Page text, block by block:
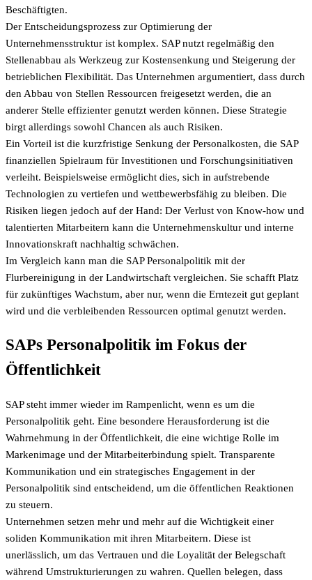
Beschäftigten.
Der Entscheidungsprozess zur Optimierung der
Unternehmensstruktur ist komplex. SAP nutzt regelmäßig den
Stellenabbau als Werkzeug zur Kostensenkung und Steigerung der
betrieblichen Flexibilität. Das Unternehmen argumentiert, dass durch
den Abbau von Stellen Ressourcen freigesetzt werden, die an
anderer Stelle effizienter genutzt werden können. Diese Strategie
birgt allerdings sowohl Chancen als auch Risiken.
Ein Vorteil ist die kurzfristige Senkung der Personalkosten, die SAP
finanziellen Spielraum für Investitionen und Forschungsinitiativen
verleiht. Beispielsweise ermöglicht dies, sich in aufstrebende
Technologien zu vertiefen und wettbewerbsfähig zu bleiben. Die
Risiken liegen jedoch auf der Hand: Der Verlust von Know-how und
talentierten Mitarbeitern kann die Unternehmenskultur und interne
Innovationskraft nachhaltig schwächen.
Im Vergleich kann man die SAP Personalpolitik mit der
Flurbereinigung in der Landwirtschaft vergleichen. Sie schafft Platz
für zukünftiges Wachstum, aber nur, wenn die Erntezeit gut geplant
wird und die verbleibenden Ressourcen optimal genutzt werden.
SAPs Personalpolitik im Fokus der
Öffentlichkeit
SAP steht immer wieder im Rampenlicht, wenn es um die
Personalpolitik geht. Eine besondere Herausforderung ist die
Wahrnehmung in der Öffentlichkeit, die eine wichtige Rolle im
Markenimage und der Mitarbeiterbindung spielt. Transparente
Kommunikation und ein strategisches Engagement in der
Personalpolitik sind entscheidend, um die öffentlichen Reaktionen
zu steuern.
Unternehmen setzen mehr und mehr auf die Wichtigkeit einer
soliden Kommunikation mit ihren Mitarbeitern. Diese ist
unerlässlich, um das Vertrauen und die Loyalität der Belegschaft
während Umstrukturierungen zu wahren. Quellen belegen, dass